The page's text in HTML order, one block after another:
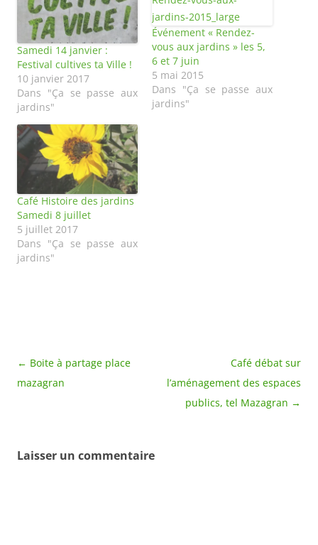
Samedi 14 janvier :
Festival cultives ta Ville !
10 janvier 2017
Dans "Ça se passe aux
jardins"
Événement « Rendez-
vous aux jardins » les 5,
6 et 7 juin
5 mai 2015
Dans "Ça se passe aux
jardins"
Café Histoire des jardins
Samedi 8 juillet
5 juillet 2017
Dans "Ça se passe aux
jardins"
Navigation
des
← Boite à partage place
mazagran
Café débat sur
l’aménagement des espaces
publics, tel Mazagran →
Laisser un commentaire